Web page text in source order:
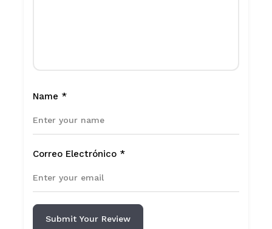
Name *
Correo Electrónico *
Submit Your Review